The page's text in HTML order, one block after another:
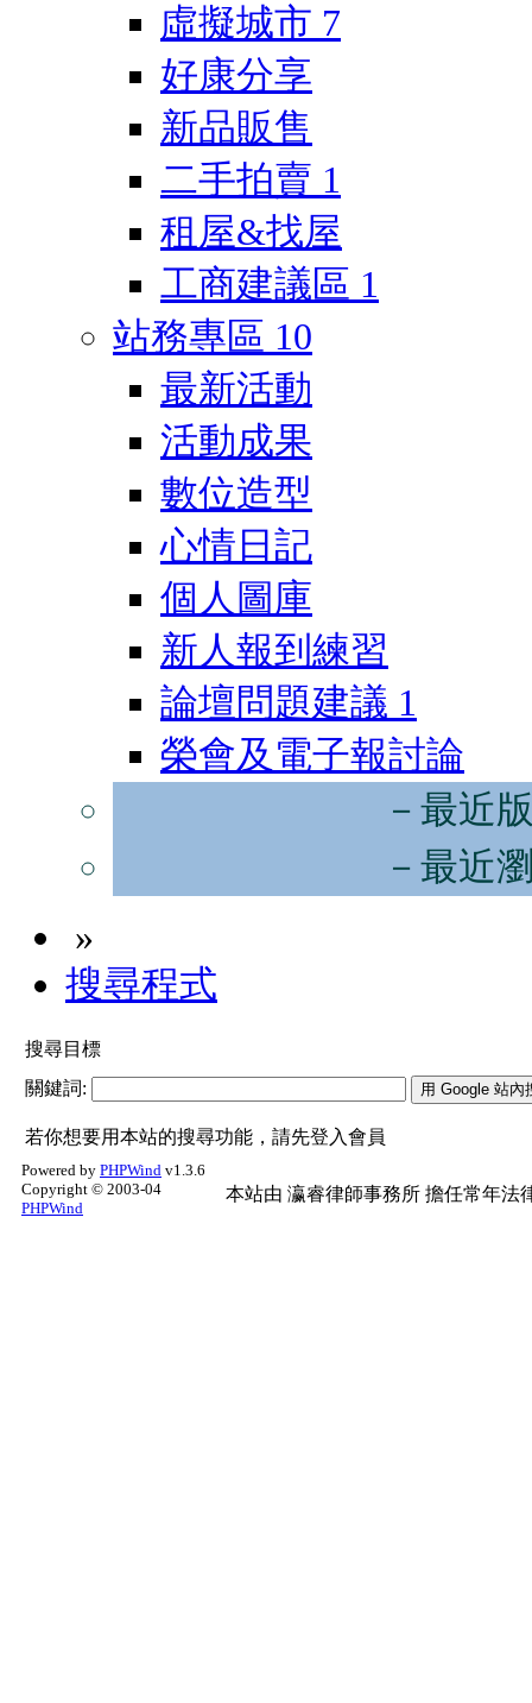
虛擬城市 7
好康分享
新品販售
二手拍賣 1
租屋&找屋
工商建議區 1
站務專區 10
最新活動
活動成果
數位造型
心情日記
個人圖庫
新人報到練習
論壇問題建議 1
榮會及電子報討論
－最近
－最近
»
搜尋程式
搜尋目標
關鍵詞:
若你想要用本站的搜尋功能，請先登入會員
Powered by PHPWind v1.3.6
Copyright © 2003-04
PHPWind
本站由 瀛睿律師事務所 擔任常年法